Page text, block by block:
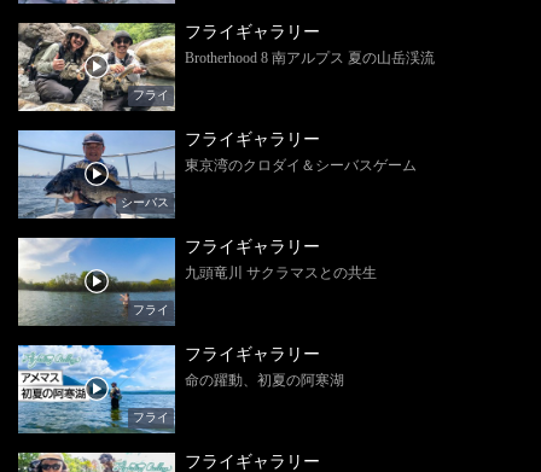
フライ
フライギャラリー
Brotherhood 8 南アルプス 夏の山岳渓流
シーバス
フライギャラリー
東京湾のクロダイ＆シーバスゲーム
フライ
フライギャラリー
九頭竜川 サクラマスとの共生
フライ
フライギャラリー
命の躍動、初夏の阿寒湖
フライギャラリー